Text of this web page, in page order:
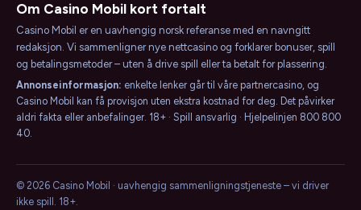
Om Casino Mobil kort fortalt
Casino Mobil er en uavhengig norsk referanse med en navngitt
redaksjon. Vi sammenligner nye nettcasino og forklarer bonuser, spill
og betalingsmetoder – uten å drive spill eller ta betalt for plassering.
Annonseinformasjon: enkelte lenker går til våre partnercasino, og
Casino Mobil kan få provisjon uten ekstra kostnad for deg. Det påvirker
aldri fakta eller anbefalinger. 18+ · Spill ansvarlig · Hjelpelinjen 800 800
40.
© 2026 Casino Mobil · uavhengig sammenligningstjeneste – vi driver
ikke spill. 18+.